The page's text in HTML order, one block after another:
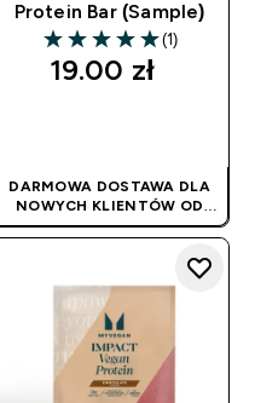
Protein Bar (Sample)
5 out of 5 stars
(1)
19.00 zł‎
DARMOWA DOSTAWA DLA
NOWYCH KLIENTÓW OD
180PLN| PROMOCJA